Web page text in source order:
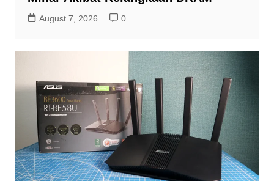
August 7, 2026 0